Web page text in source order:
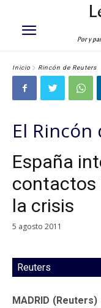
Por y
Inicio Rincón de Reuters
El Rincón
España
contactos
la crisis
5 agosto 2011
Reuters
MADRID